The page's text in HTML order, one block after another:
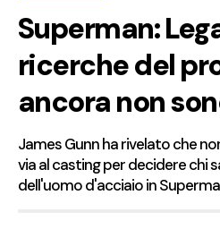
Superman:
ricerche del
ancora non
James Gunn ha rivelato che
via al casting per decidere chi
dell'uomo d'acciaio in